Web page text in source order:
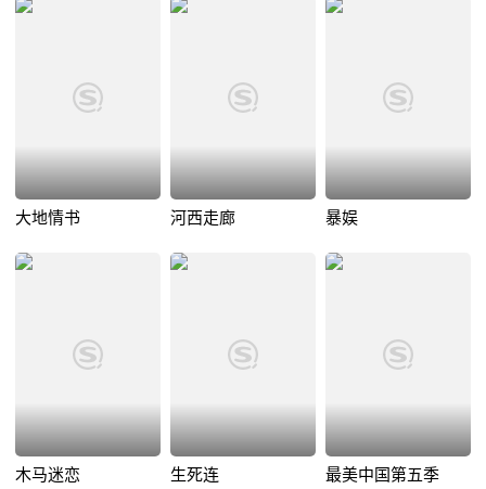
大地情书 河西走廊 暴娱
木马迷恋 生死连 最美中国第五季